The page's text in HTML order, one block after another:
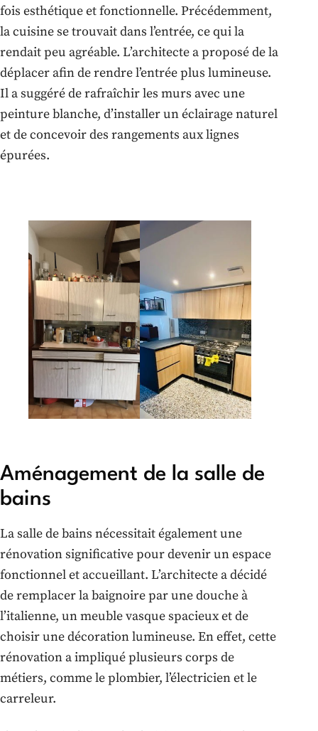
fois esthétique et fonctionnelle. Précédemment,
la cuisine se trouvait dans l’entrée, ce qui la
rendait peu agréable. L’architecte a proposé de la
déplacer afin de rendre l’entrée plus lumineuse.
Il a suggéré de rafraîchir les murs avec une
peinture blanche, d’installer un éclairage naturel
et de concevoir des rangements aux lignes
épurées.
Aménagement de la salle de
bains
La salle de bains nécessitait également une
rénovation significative pour devenir un espace
fonctionnel et accueillant. L’architecte a décidé
de remplacer la baignoire par une douche à
l’italienne, un meuble vasque spacieux et de
choisir une décoration lumineuse. En effet, cette
rénovation a impliqué plusieurs corps de
métiers, comme le plombier, l’électricien et le
carreleur.